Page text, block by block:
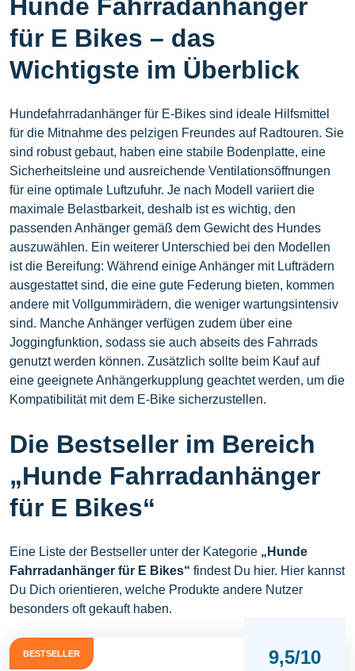
Hunde Fahrradanhänger
für E Bikes – das
Wichtigste im Überblick
Hundefahrradanhänger für E-Bikes sind ideale Hilfsmittel
für die Mitnahme des pelzigen Freundes auf Radtouren. Sie
sind robust gebaut, haben eine stabile Bodenplatte, eine
Sicherheitsleine und ausreichende Ventilationsöffnungen
für eine optimale Luftzufuhr. Je nach Modell variiert die
maximale Belastbarkeit, deshalb ist es wichtig, den
passenden Anhänger gemäß dem Gewicht des Hundes
auszuwählen. Ein weiterer Unterschied bei den Modellen
ist die Bereifung: Während einige Anhänger mit Lufträdern
ausgestattet sind, die eine gute Federung bieten, kommen
andere mit Vollgummirädern, die weniger wartungsintensiv
sind. Manche Anhänger verfügen zudem über eine
Joggingfunktion, sodass sie auch abseits des Fahrrads
genutzt werden können. Zusätzlich sollte beim Kauf auf
eine geeignete Anhängerkupplung geachtet werden, um die
Kompatibilität mit dem E-Bike sicherzustellen.
Die Bestseller im Bereich
„Hunde Fahrradanhänger
für E Bikes“
Eine Liste der Bestseller unter der Kategorie „Hunde
Fahrradanhänger für E Bikes“ findest Du hier. Hier kannst
Du Dich orientieren, welche Produkte andere Nutzer
besonders oft gekauft haben.
BESTSELLER 9,5/10